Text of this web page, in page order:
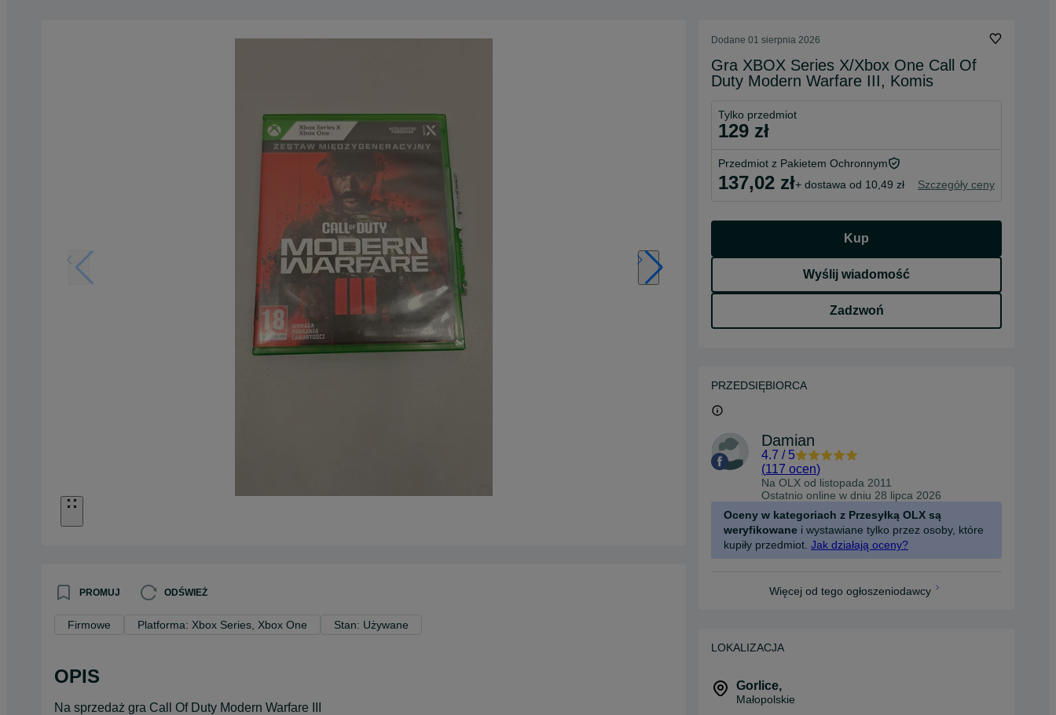
PROMUJ ODŚWIEŻ
Firmowe Platforma: Xbox Series, Xbox One Stan: Używane
OPIS
Na sprzedaż gra Call Of Duty Modern Warfare III
Dodane 01 sierpnia 2026
Gra XBOX Series X/Xbox One Call Of
Duty Modern Warfare III, Komis
Tylko przedmiot
129 zł
Przedmiot z Pakietem Ochronnym
137,02 zł+ dostawa od 10,49 zł Szczegóły ceny
Kup
Wyślij wiadomość
Zadzwoń
PRZEDSIĘBIORCA
Damian
4.7 / 5
(117 ocen)
Na OLX od listopada 2011
Ostatnio online w dniu 28 lipca 2026
Oceny w kategoriach z Przesyłką OLX są
weryfikowane i wystawiane tylko przez osoby, które
kupiły przedmiot. Jak działają oceny?
Więcej od tego ogłoszeniodawcy
LOKALIZACJA
Gorlice,
Małopolskie